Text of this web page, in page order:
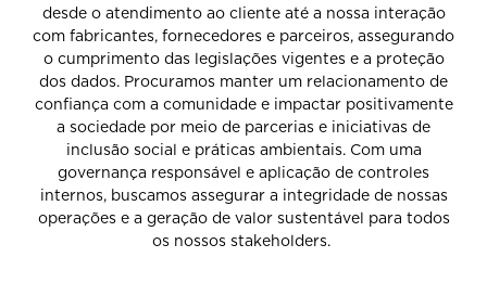
desde o atendimento ao cliente até a nossa interação
com fabricantes, fornecedores e parceiros, assegurando
o cumprimento das legislações vigentes e a proteção
dos dados. Procuramos manter um relacionamento de
confiança com a comunidade e impactar positivamente
a sociedade por meio de parcerias e iniciativas de
inclusão social e práticas ambientais. Com uma
governança responsável e aplicação de controles
internos, buscamos assegurar a integridade de nossas
operações e a geração de valor sustentável para todos
os nossos stakeholders.